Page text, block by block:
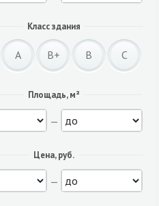
Класс здания
A B+ B C
Площадь, м²
—
Цена, руб.
—